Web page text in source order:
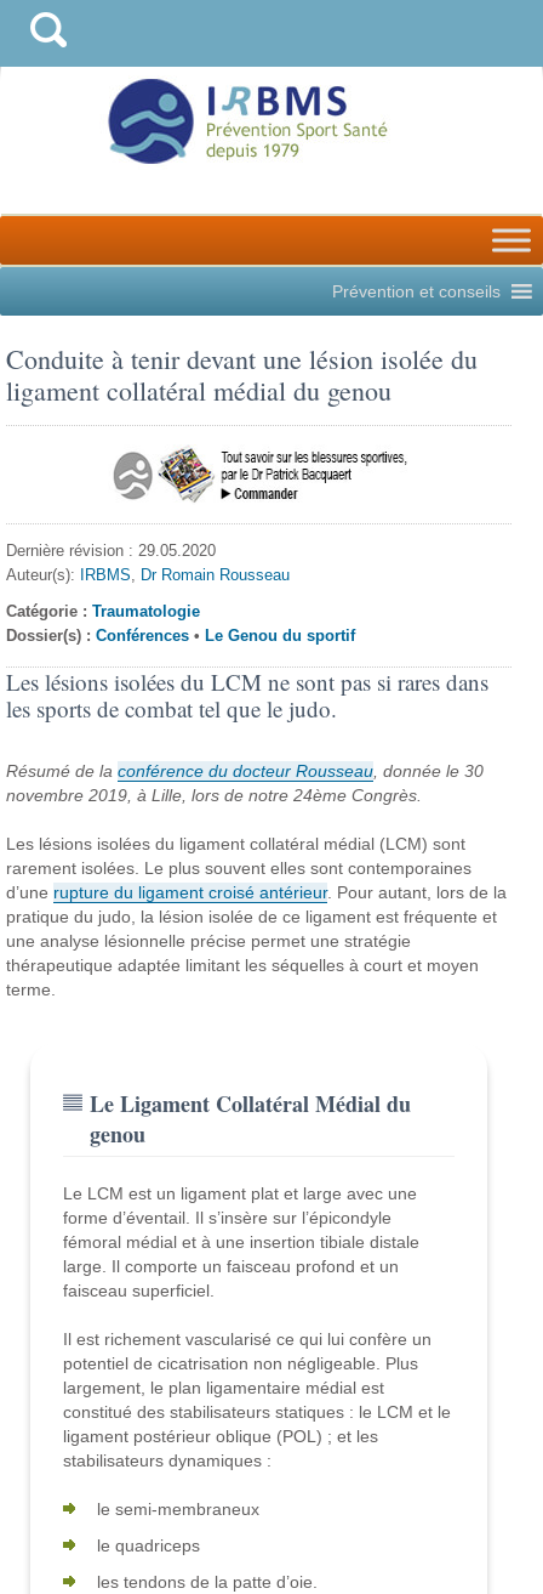
Prévention et conseils
Conduite à tenir devant une lésion isolée du
ligament collatéral médial du genou
Dernière révision : 29.05.2020
Auteur(s):
IRBMS, Dr Romain Rousseau
Catégorie :Traumatologie
Dossier(s) :Conférences • Le Genou du sportif
Les lésions isolées du LCM ne sont pas si rares dans
les sports de combat tel que le judo.
Résumé de laconférence du docteur Rousseau , donnée le 30
novembre 2019, à Lille, lors de notre 24ème Congrès.
Les lésions isolées du ligament collatéral médial (LCM) sont
rarement isolées. Le plus souvent elles sont contemporaines
d’une rupture du ligament croisé antérieur. Pour autant, lors de la
pratique du judo, la lésion isolée de ce ligament est fréquente et
une analyse lésionnelle précise permet une stratégie
thérapeutique adaptée limitant les séquelles à court et moyen
terme.
Le Ligament Collatéral Médial du
genou
Le LCM est un ligament plat et large avec une
forme d’éventail. Il s’insère sur l’épicondyle
fémoral médial et à une insertion tibiale distale
large. Il comporte un faisceau profond et un
faisceau superficiel.
Il est richement vascularisé ce qui lui confère un
potentiel de cicatrisation non négligeable. Plus
largement, le plan ligamentaire médial est
constitué des stabilisateurs statiques : le LCM et le
ligament postérieur oblique (POL) ; et les
stabilisateurs dynamiques :
le semi-membraneux
le quadriceps
les tendons de la patte d’oie.